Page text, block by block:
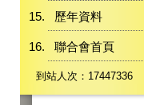
歷年資料
聯合會首頁
到站人次：17447336